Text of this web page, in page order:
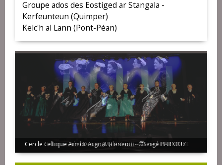
Groupe ados des Eostiged ar Stangala -
Kerfeunteun (Quimper)
Kelc'h al Lann (Pont-Péan)
Cercle Celtique Aùel Douar (Malestroit) - ©Fred HARNOIS